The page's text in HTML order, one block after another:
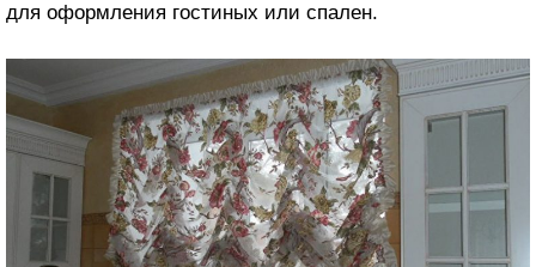
для оформления гостиных или спален.